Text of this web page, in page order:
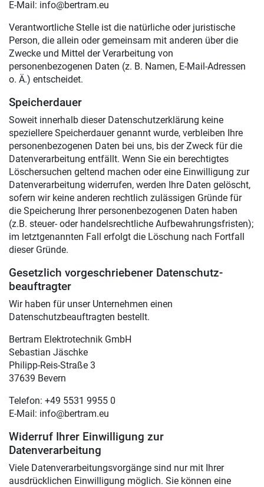
E-Mail: info@bertram.eu
Verantwortliche Stelle ist die natürliche oder juristische
Person, die allein oder gemeinsam mit anderen über die
Zwecke und Mittel der Verarbeitung von
personenbezogenen Daten (z. B. Namen, E-Mail-Adressen
o. Ä.) entscheidet.
Speicherdauer
Soweit innerhalb dieser Datenschutzerklärung keine
speziellere Speicherdauer genannt wurde, verbleiben Ihre
personenbezogenen Daten bei uns, bis der Zweck für die
Datenverarbeitung entfällt. Wenn Sie ein berechtigtes
Löschersuchen geltend machen oder eine Einwilligung zur
Datenverarbeitung widerrufen, werden Ihre Daten gelöscht,
sofern wir keine anderen rechtlich zulässigen Gründe für
die Speicherung Ihrer personenbezogenen Daten haben
(z.B. steuer- oder handelsrechtliche Aufbewahrungsfristen);
im letztgenannten Fall erfolgt die Löschung nach Fortfall
dieser Gründe.
Gesetzlich vorgeschriebener Datenschutz­
beauftragter
Wir haben für unser Unternehmen einen
Datenschutzbeauftragten bestellt.
Bertram Elektrotechnik GmbH
Sebastian Jäschke
Philipp-Reis-Straße 3
37639 Bevern
Telefon: +49 5531 9955 0
E-Mail: info@bertram.eu
Widerruf Ihrer Einwilligung zur
Datenverarbeitung
Viele Datenverarbeitungsvorgänge sind nur mit Ihrer
ausdrücklichen Einwilligung möglich. Sie können eine